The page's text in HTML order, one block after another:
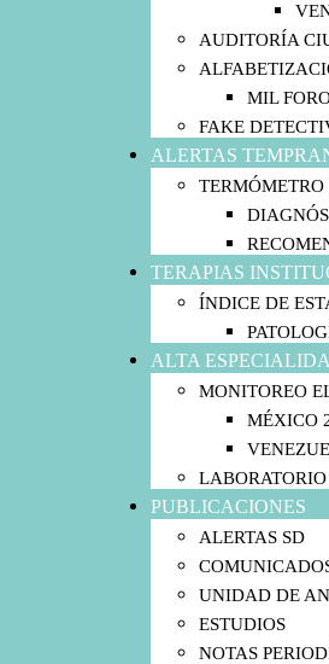
AUDITORÍA
MIL
FAKE
ALERTAS
TERAPIAS
ÍNDICE DE
ALTA
MONITOREO
MÉXICO
PUBLICACIONES
ALERTAS SD
UNIDAD DE
ESTUDIOS
NOTAS